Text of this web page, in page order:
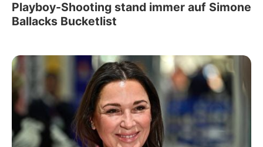
Playboy-Shooting stand immer auf Simone
Ballacks Bucketlist